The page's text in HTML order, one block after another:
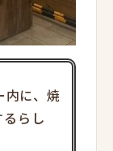
に、焼
らし